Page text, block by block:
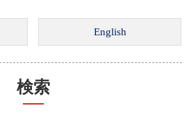
検索